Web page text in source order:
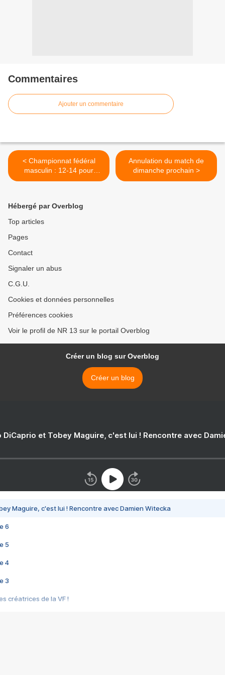
Commentaires
Ajouter un commentaire
< Championnat fédéral
masculin : 12-14 pour
Pujols malgré une belle
Annulation du match de
dimanche prochain >
Hébergé par Overblog
Top articles
Pages
Contact
Signaler un abus
C.G.U.
Cookies et données personnelles
Préférences cookies
Voir le profil de NR 13 sur le portail Overblog
Créer un blog sur Overblog
Créer un blog
DiCaprio et Tobey Maguire, c'est lui ! Rencontre avec
Maguire, c'est lui ! Rencontre avec Damien Witecka
6
5
4
3
créatrices de la VF !